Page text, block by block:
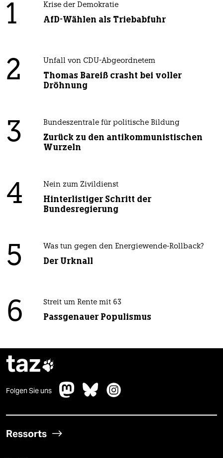
1 Krise der Demokratie
AfD-Wählen als Triebabfuhr
2 Unfall von CDU-Abgeordnetem
Thomas Bareiß crasht bei voller
Dröhnung
3 Bundeszentrale für politische Bildung
Zurück zu den antikommunistischen
Wurzeln
4 Nein zum Zivildienst
Hinterlistiger Schritt der
Bundesregierung
5 Was tun gegen den Energiewende-Rollback?
Der Urknall
6 Streit um Rente mit 63
Passgenauer Populismus
taz
Folgen Sie uns
Ressorts